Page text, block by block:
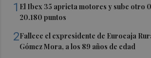
1 El Ibex 35 aprieta motores y sube otro
20.180 puntos
2Fallece el expresidente de Eurocaja
Gómez Mora, a los 89 años de edad